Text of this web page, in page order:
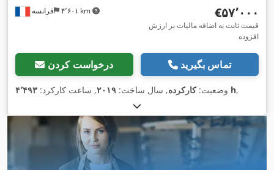
فرانسه ۴٬۶۰۱ km ‎€۵۷٬۰۰۰
قیمت ثابت به اضافه مالیات بر ارزش
افزوده
درخواست کردن تماس بگیرید
وضعیت:کارکرده, سال ساخت: ۲۰۱۹, ساعت کارکرد: ۴٬۴۹۳ h,